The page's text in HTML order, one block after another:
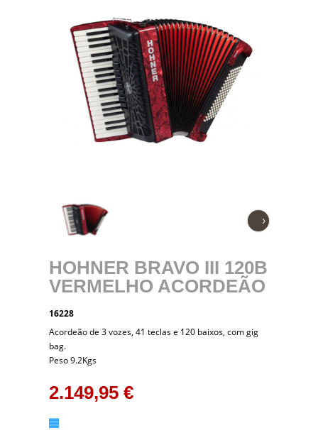
›
HOHNER BRAVO III 120B
VERMELHO ACORDEÃO
16228
Acordeão de 3 vozes, 41 teclas e 120 baixos, com gig
bag.
Peso 9.2Kgs
2.149,95 €